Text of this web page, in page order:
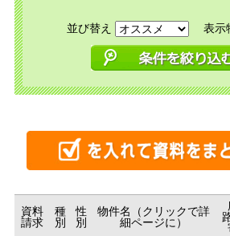
並び替え 表示
資料
請求
種
別
性
別
物件名（クリックで詳
細ページに）